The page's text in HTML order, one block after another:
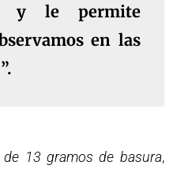
y le permite
en las
13 gramos de basura,